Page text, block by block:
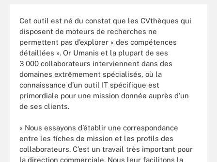
Cet outil est né du constat que les CVthèques qui
disposent de moteurs de recherches ne
permettent pas d’explorer « des compétences
détaillées ». Or Umanis et la plupart de ses
3 000 collaborateurs interviennent dans des
domaines extrêmement spécialisés, où la
connaissance d’un outil IT spécifique est
primordiale pour une mission donnée auprès d’un
de ses clients.
« Nous essayons d’établir une correspondance
entre les fiches de mission et les profils des
collaborateurs. C’est un travail très important pour
la direction commerciale. Nous leur facilitons la